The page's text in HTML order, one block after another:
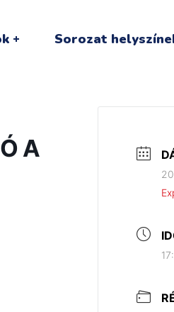
Sorozat
A